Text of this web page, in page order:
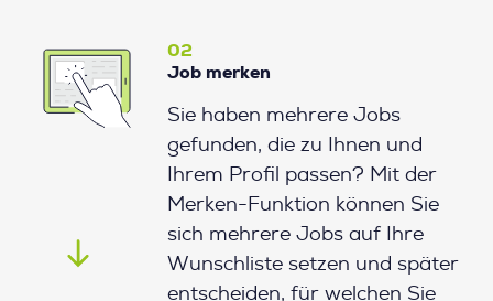
02
Job merken
Sie haben mehrere Jobs
gefunden, die zu Ihnen und
Ihrem Profil passen? Mit der
Merken-Funktion können Sie
sich mehrere Jobs auf Ihre
Wunschliste setzen und später
entscheiden, für welchen Sie